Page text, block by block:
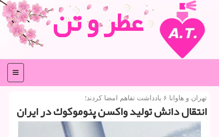
عطر و تن
منو
تهران و هاوانا ۶ یادداشت تفاهم امضا كردند؛
انتقال دانش تولید واكسن پنوموكوك در ایران